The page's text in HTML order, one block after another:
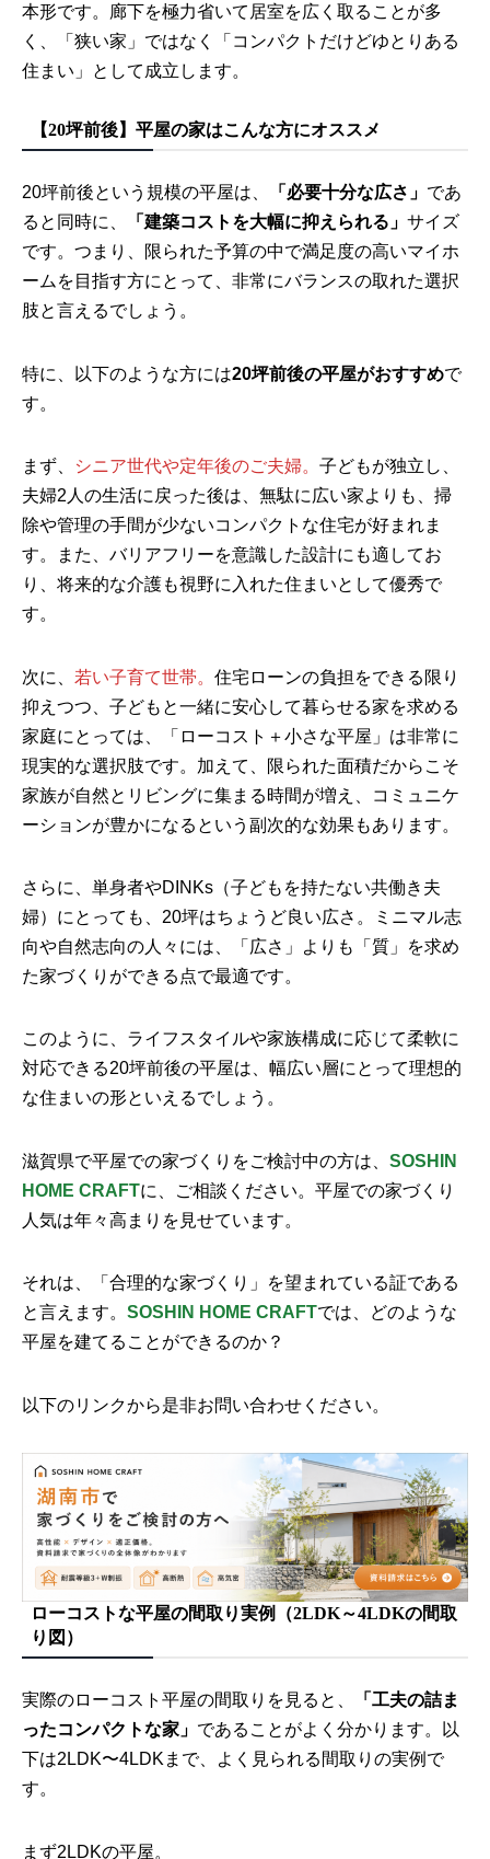
本形です。廊下を極力省いて居室を広く取ることが多
く、「狭い家」ではなく「コンパクトだけどゆとりある
住まい」として成立します。
【20坪前後】平屋の家はこんな方にオススメ
20坪前後という規模の平屋は、 「必要十分な広さ」 であ
ると同時に、
「建築コストを大幅に抑えられる」 サイズ
です。つまり、限られた予算の中で満足度の高いマイホ
ームを目指す方にとって、非常にバランスの取れた選択
肢と言えるでしょう。
特に、以下のような方には20坪前後の平屋がおすすめで
す。
まず、 シニア世代や定年後のご夫婦。 子どもが独立し、
夫婦2人の生活に戻った後は、無駄に広い家よりも、掃
除や管理の手間が少ないコンパクトな住宅が好まれま
す。また、バリアフリーを意識した設計にも適してお
り、将来的な介護も視野に入れた住まいとして優秀で
す。
次に、 若い子育て世帯。 住宅ローンの負担をできる限り
抑えつつ、子どもと一緒に安心して暮らせる家を求める
家庭にとっては、「ローコスト＋小さな平屋」は非常に
現実的な選択肢です。加えて、限られた面積だからこそ
家族が自然とリビングに集まる時間が増え、コミュニケ
ーションが豊かになるという副次的な効果もあります。
さらに、単身者やDINKs（子どもを持たない共働き夫
婦）にとっても、20坪はちょうど良い広さ。ミニマル志
向や自然志向の人々には、「広さ」よりも「質」を求め
た家づくりができる点で最適です。
このように、ライフスタイルや家族構成に応じて柔軟に
対応できる20坪前後の平屋は、幅広い層にとって理想的
な住まいの形といえるでしょう。
滋賀県で平屋での家づくりをご検討中の方は、 SOSHIN
HOME CRAFTに、ご相談ください。平屋での家づくり
人気は年々高まりを見せています。
それは、「合理的な家づくり」を望まれている証である
と言えます。 SOSHIN HOME CRAFTでは、どのような
平屋を建てることができるのか？
以下のリンクから是非お問い合わせください。
ローコストな平屋の間取り実例（2LDK～4LDKの間取
り図）
実際のローコスト平屋の間取りを見ると、
「工夫の詰ま
ったコンパクトな家」 であることがよく分かります。以
下は2LDK〜4LDKまで、よく見られる間取りの実例で
す。
まず2LDKの平屋。